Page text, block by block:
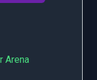
Arena